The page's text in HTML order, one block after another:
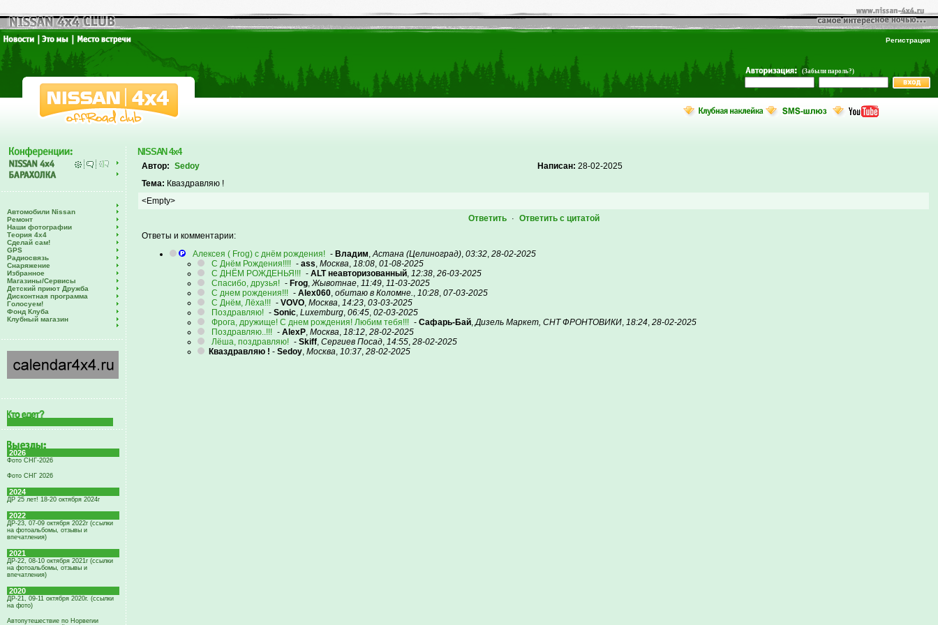
Регистрация
(Забыли пароль?)
Автомобили Nissan
Ремонт
Наши фотографии
Теория 4х4
Сделай сам!
GPS
Радиосвязь
Снаряжение
Избранное
Магазины/Сервисы
Детский приют Дружба
Дисконтная программа
Голосуем!
Фонд Клуба
Клубный магазин
2026
Фото СНГ-2026
Фото СНГ 2026
2024
ДР 25 лет! 18-20 октября 2024г
2022
ДР-23, 07-09 октября 2022г (ссылки
на фотоальбомы, отзывы и
впечатления)
2021
ДР-22, 08-10 октября 2021г (ссылки
на фотоальбомы, отзывы и
впечатления)
2020
ДР-21, 09-11 октября 2020г. (ссылки
на фото)
Автопутешествие по Норвегии
NISSAN 4x4
Автор: Sedoy Написан: 28-02-2025
Тема: Кваздравляю !
<Empty>
Ответить
·
Ответить с цитатой
Ответы и комментарии:
Алексея ( Frog) с днём рождения! - Владим,Астана (Целиноград), 03:32, 28-02-2025
С Днём Рождения!!!! - ass, Москва, 18:08, 01-08-2025
С ДНЁМ РОЖДЕНЬЯ!!! - ALT неавторизованный, 12:38, 26-03-2025
Спасибо, друзья! - Frog,Жывотнае, 11:49, 11-03-2025
С днем рождения!!! - Alex060, обитаю в Коломне., 10:28, 07-03-2025
С Днём, Лёха!!! - VOVO, Москва, 14:23, 03-03-2025
Поздравляю! - Sonic, Luxemburg, 06:45, 02-03-2025
Фрога, дружище! С днем рождения! Любим тебя!!! - Сафарь-Бай,Дизель Маркет, СНТ ФРОНТОВИКИ, 18:24, 28-02-2025
Поздравляю..!!! - AlexP, Москва, 18:12, 28-02-2025
Лёша, поздравляю! - Skiff, Сергиев Посад, 14:55, 28-02-2025
Кваздравляю ! - Sedoy, Москва, 10:37, 28-02-2025